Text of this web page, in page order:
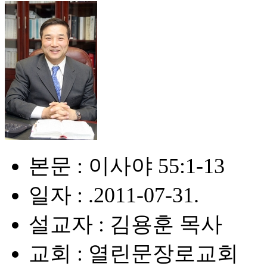
본문 : 이사야 55:1-13
일자 : .2011-07-31.
설교자 : 김용훈 목사
교회 : 열린문장로교회